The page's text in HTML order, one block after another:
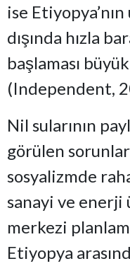
ise
dışında hızla
başlaması
(Independent,
Nil sularının
görülen
sosyalizmde
sanayi ve
merkezi
Etiyopya